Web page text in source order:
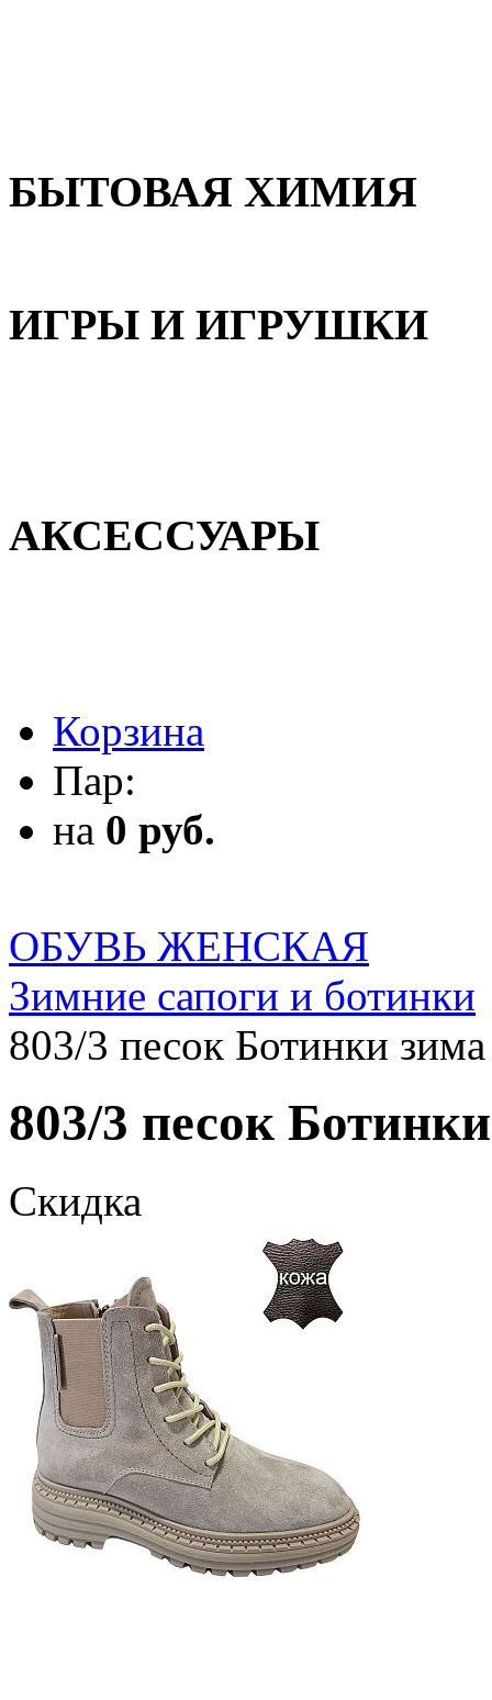
БЫТОВАЯ ХИМИЯ
ИГРЫ И ИГРУШКИ
АКСЕССУАРЫ
Корзина
Пар:
на 0 руб.
ОБУВЬ ЖЕНСКАЯ
Зимние сапоги и ботинки
803/3 песок Ботинки
803/3 песок
Скидка